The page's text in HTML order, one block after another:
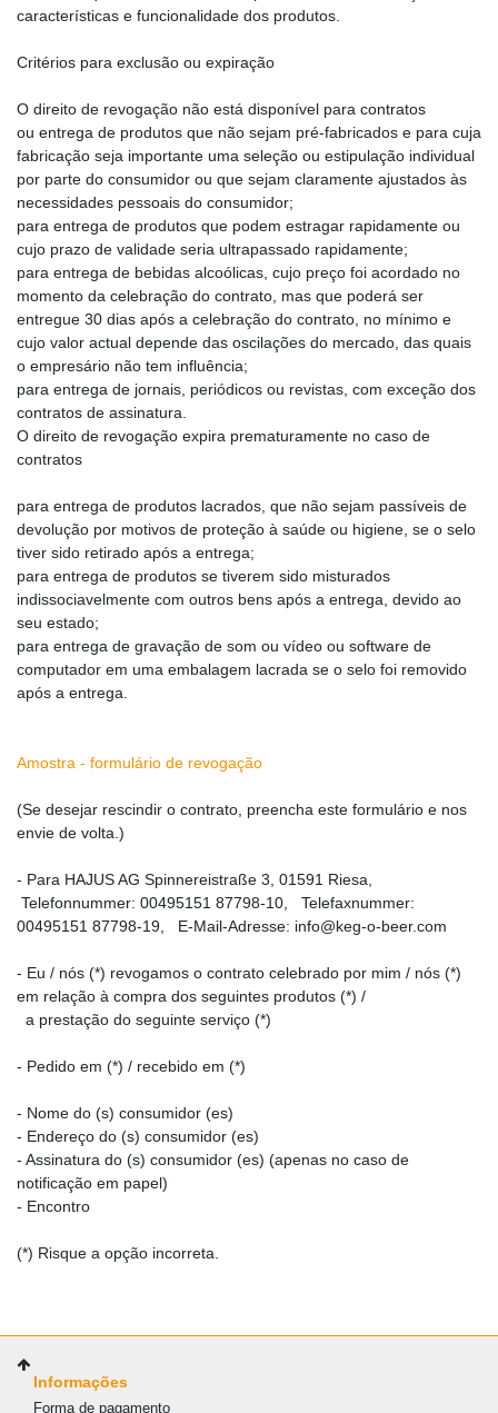
características e funcionalidade dos produtos.
Critérios para exclusão ou expiração
O direito de revogação não está disponível para contratos
ou entrega de produtos que não sejam pré-fabricados e para cuja
fabricação seja importante uma seleção ou estipulação individual
por parte do consumidor ou que sejam claramente ajustados às
necessidades pessoais do consumidor;
para entrega de produtos que podem estragar rapidamente ou
cujo prazo de validade seria ultrapassado rapidamente;
para entrega de bebidas alcoólicas, cujo preço foi acordado no
momento da celebração do contrato, mas que poderá ser
entregue 30 dias após a celebração do contrato, no mínimo e
cujo valor actual depende das oscilações do mercado, das quais
o empresário não tem influência;
para entrega de jornais, periódicos ou revistas, com exceção dos
contratos de assinatura.
O direito de revogação expira prematuramente no caso de
contratos
para entrega de produtos lacrados, que não sejam passíveis de
devolução por motivos de proteção à saúde ou higiene, se o selo
tiver sido retirado após a entrega;
para entrega de produtos se tiverem sido misturados
indissociavelmente com outros bens após a entrega, devido ao
seu estado;
para entrega de gravação de som ou vídeo ou software de
computador em uma embalagem lacrada se o selo foi removido
após a entrega.
Amostra - formulário de revogação
(Se desejar rescindir o contrato, preencha este formulário e nos
envie de volta.)
- Para HAJUS AG Spinnereistraße 3, 01591 Riesa,
Telefonnummer: 00495151 87798-10, Telefaxnummer:
00495151 87798-19, E-Mail-Adresse: info@keg-o-beer.com
- Eu / nós (*) revogamos o contrato celebrado por mim / nós (*)
em relação à compra dos seguintes produtos (*) /
a prestação do seguinte serviço (*)
- Pedido em (*) / recebido em (*)
- Nome do (s) consumidor (es)
- Endereço do (s) consumidor (es)
- Assinatura do (s) consumidor (es) (apenas no caso de
notificação em papel)
- Encontro
(*) Risque a opção incorreta.
Informações
Forma de pagamento